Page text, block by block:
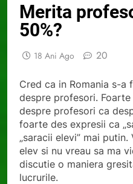
Merita
50%?
18 Ani Ago 20
Cred ca in Romania s-
despre profesori.
despre profesori ca
foarte des expresii ca
„saracii elevi” mai
elev si nu vreau sa ma
discutie o maniera
lucrurile.